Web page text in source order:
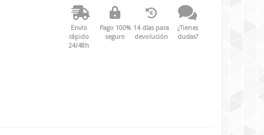
Envío
rápido
24/48h
Pago 100%
seguro
14 días para
devolución
¿Tienes
dudas?